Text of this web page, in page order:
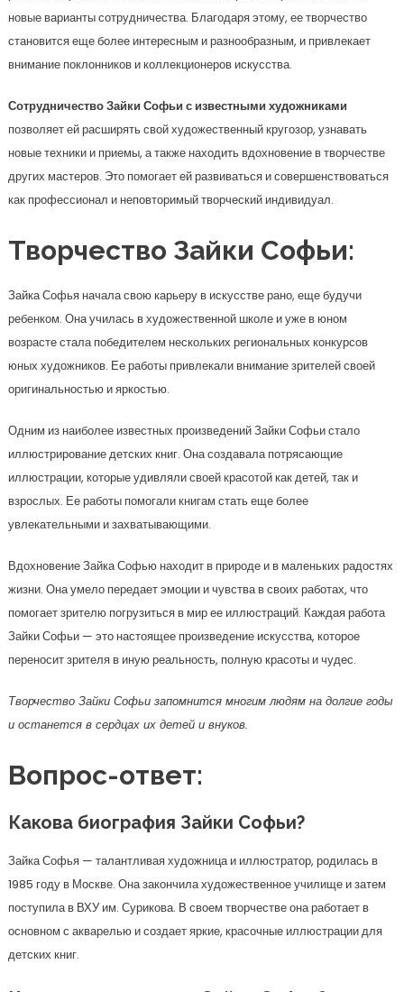
новые варианты сотрудничества. Благодаря этому, ее творчество
становится еще более интересным и разнообразным, и привлекает
внимание поклонников и коллекционеров искусства.
Сотрудничество Зайки Софьи с известными художниками
позволяет ей расширять свой художественный кругозор, узнавать
новые техники и приемы, а также находить вдохновение в творчестве
других мастеров. Это помогает ей развиваться и совершенствоваться
как профессионал и неповторимый творческий индивидуал.
Творчество Зайки Софьи:
Зайка Софья начала свою карьеру в искусстве рано, еще будучи
ребенком. Она училась в художественной школе и уже в юном
возрасте стала победителем нескольких региональных конкурсов
юных художников. Ее работы привлекали внимание зрителей своей
оригинальностью и яркостью.
Одним из наиболее известных произведений Зайки Софьи стало
иллюстрирование детских книг. Она создавала потрясающие
иллюстрации, которые удивляли своей красотой как детей, так и
взрослых. Ее работы помогали книгам стать еще более
увлекательными и захватывающими.
Вдохновение Зайка Софью находит в природе и в маленьких радостях
жизни. Она умело передает эмоции и чувства в своих работах, что
помогает зрителю погрузиться в мир ее иллюстраций. Каждая работа
Зайки Софьи — это настоящее произведение искусства, которое
переносит зрителя в иную реальность, полную красоты и чудес.
Творчество Зайки Софьи запомнится многим людям на долгие годы
и останется в сердцах их детей и внуков.
Вопрос-ответ:
Какова биография Зайки Софьи?
Зайка Софья — талантливая художница и иллюстратор, родилась в
1985 году в Москве. Она закончила художественное училище и затем
поступила в ВХУ им. Сурикова. В своем творчестве она работает в
основном с акварелью и создает яркие, красочные иллюстрации для
детских книг.